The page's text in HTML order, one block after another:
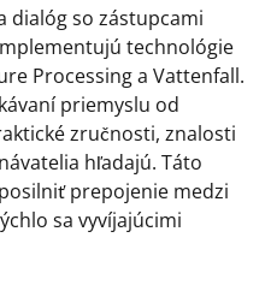
dialóg so zástupcami
technológie
Processing a Vattenfall.
priemyslu od
zručnosti, znalosti
hľadajú. Táto
prepojenie medzi
sa vyvíjajúcimi